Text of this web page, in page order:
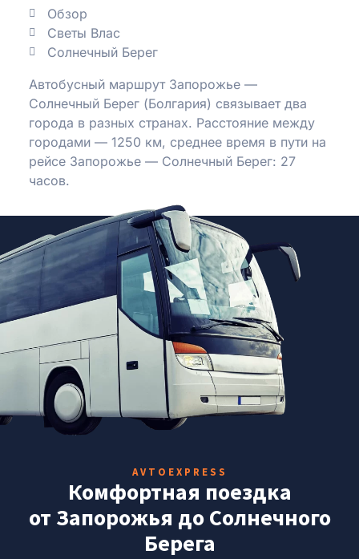
Обзор
Светы Влас
Солнечный Берег
Автобусный маршрут Запорожье —
Солнечный Берег (Болгария) связывает два
города в разных странах. Расстояние между
городами — 1250 км, среднее время в пути на
рейсе Запорожье — Солнечный Берег: 27
часов.
AVTOEXPRESS
Комфортная поездка
от Запорожья до Солнечного
Берега